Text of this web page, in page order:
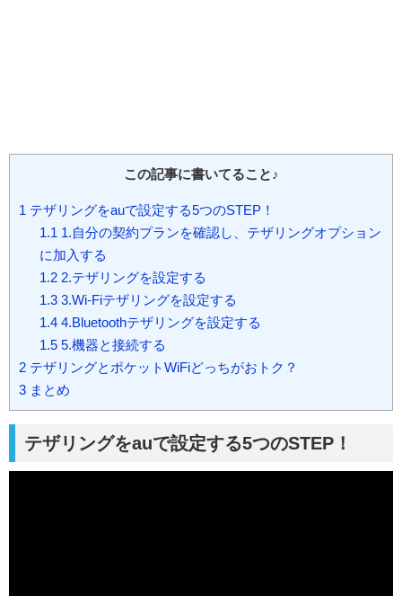
この記事に書いてること♪
1 テザリングをauで設定する5つのSTEP！
1.1 1.自分の契約プランを確認し、テザリングオプション
に加入する
1.22.テザリングを設定する
1.33.Wi-Fiテザリングを設定する
1.44.Bluetoothテザリングを設定する
1.55.機器と接続する
2 テザリングとポケットWiFiどっちがおトク？
3 まとめ
テザリングをauで設定する5つのSTEP！